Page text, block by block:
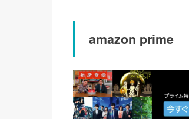
amazon prime